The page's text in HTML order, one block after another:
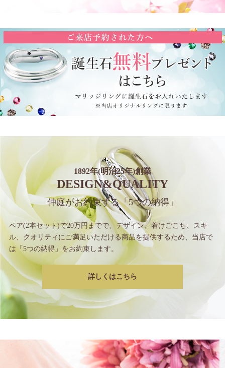
1892年(明治25年)創業
DESIGN&QUALITY
仲庭がお約束する「5つの納得」
ペア(2本セット)で20万円までで、 デザイン、着けごこち、スキ
ル、クオリティに ご満足いただける商品を提供するため、 当店で
は「5つの納得」をお約束します。
詳しくはこちら